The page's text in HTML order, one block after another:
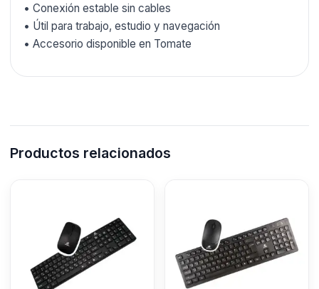
• Conexión estable sin cables
• Útil para trabajo, estudio y navegación
• Accesorio disponible en Tomate
Productos relacionados